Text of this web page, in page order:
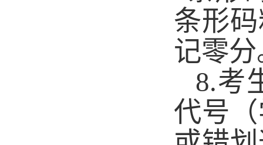
条形
记零
8.考
代号